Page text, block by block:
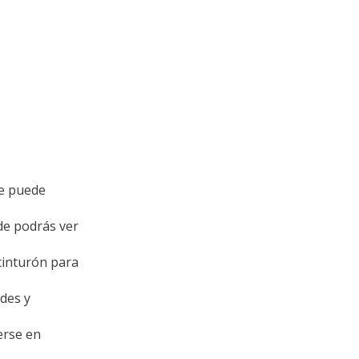
puede
podrás ver
para
y
en